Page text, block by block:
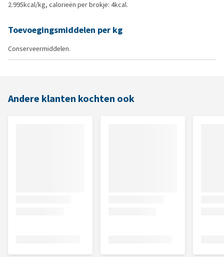
2.995kcal/kg, calorieën per brokje: 4kcal.
Toevoegingsmiddelen per kg
Conserveermiddelen.
Andere klanten kochten ook